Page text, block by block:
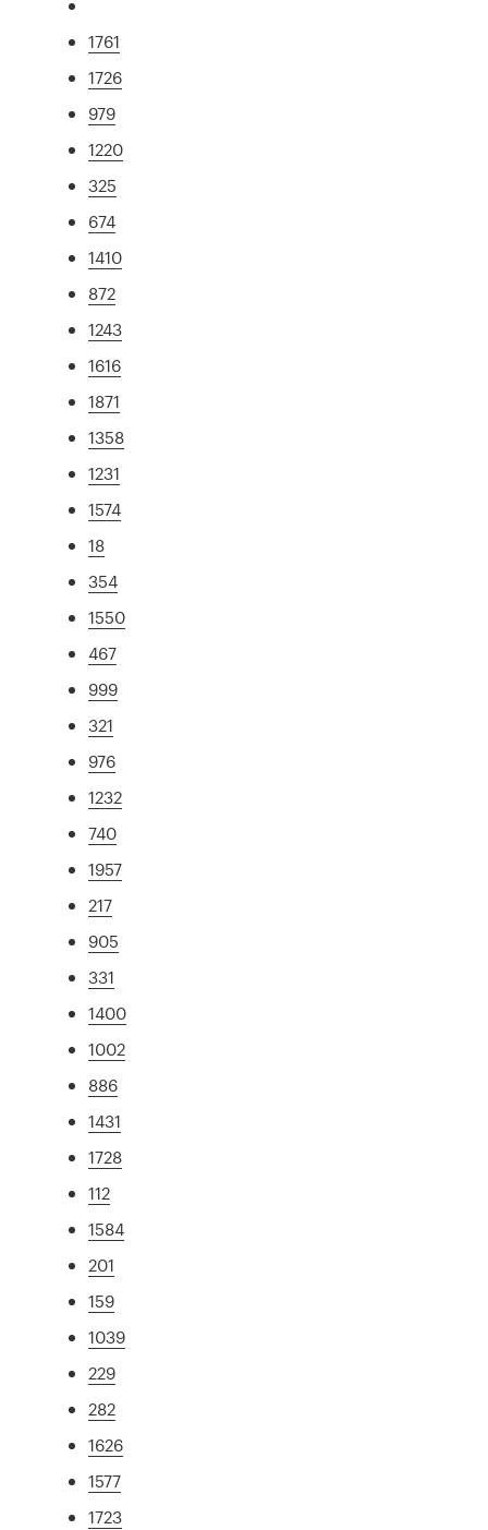
1761
1726
979
1220
325
674
1410
872
1243
1616
1871
1358
1231
1574
18
354
1550
467
999
321
976
1232
740
1957
217
905
331
1400
1002
886
1431
1728
112
1584
201
159
1039
229
282
1626
1577
1723